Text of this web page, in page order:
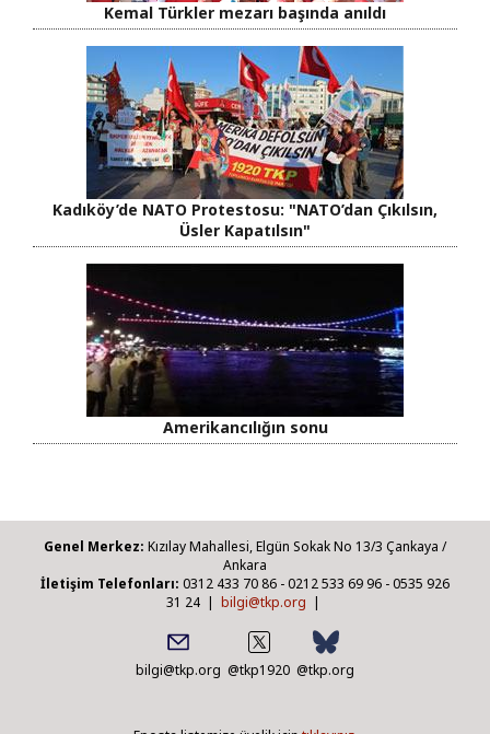
Kemal Türkler mezarı başında anıldı
Kadıköy’de NATO Protestosu: "NATO’dan Çıkılsın,
Üsler Kapatılsın"
Amerikancılığın sonu
Genel Merkez: Kızılay Mahallesi, Elgün Sokak No 13/3 Çankaya /
Ankara
İletişim Telefonları: 0312 433 70 86 - 0212 533 69 96 - 0535 926
31 24 | bilgi@tkp.org |
bilgi@tkp.org @tkp1920 @tkp.org